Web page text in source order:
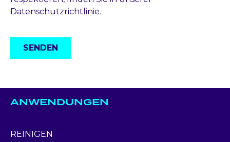
ANWENDUNGEN
REINIGEN